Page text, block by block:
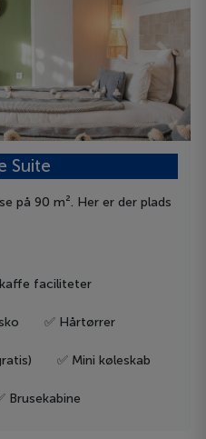
Next
Suite
på 90 m². Her er der plads
kaffe faciliteter
✅ Hårtørrer
✅ Mini køleskab
Brusekabine